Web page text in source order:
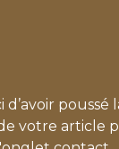
d’avoir
votre article